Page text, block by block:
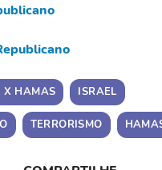
X HAMAS ISRAEL
TERRORISMO